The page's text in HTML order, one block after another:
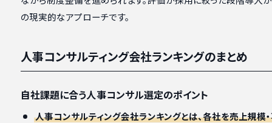
の現実的なアプローチです。
人事コンサルティング会社ランキングのまとめ
自社課題に合う人事コンサル選定のポイント
人事コンサルティング会社ランキングとは、各社を売上規模